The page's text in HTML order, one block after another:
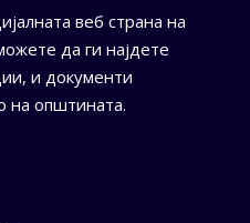
веб страна на
да ги најдете
и документи
на општината.